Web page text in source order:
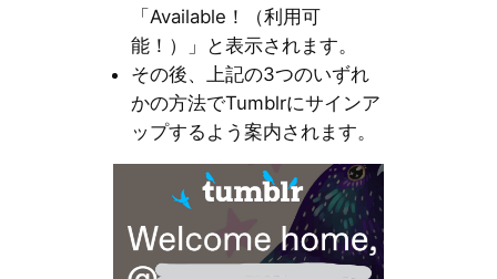
「Available！（利用可
能！）」と表示されます。
その後、上記の3つのいずれ
かの方法でTumblrにサインア
ップするよう案内されます。